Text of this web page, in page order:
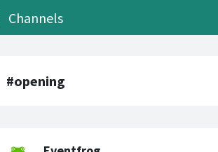
Channels
#opening